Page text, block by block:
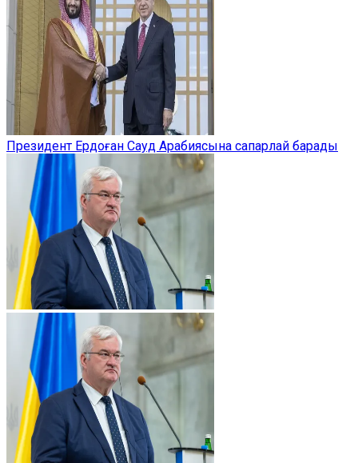
Президент Ердоған Сауд Арабиясына сапарлай барады